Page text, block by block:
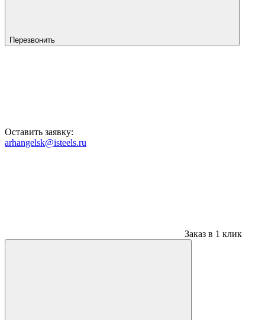
Перезвонить
Оставить заявку:
arhangelsk@isteels.ru
Заказ в 1 клик